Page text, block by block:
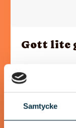
Samtycke
Gott lite
sättet är det
tillsatser. Tyckte